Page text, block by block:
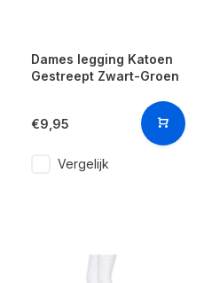
Dames legging Katoen
Gestreept Zwart-Groen
€9,95
Vergelijk